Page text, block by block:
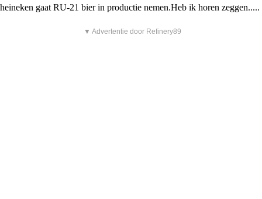
heineken gaat RU-21 bier in productie nemen.Heb ik horen zeggen.....
▼ Advertentie door Refinery89